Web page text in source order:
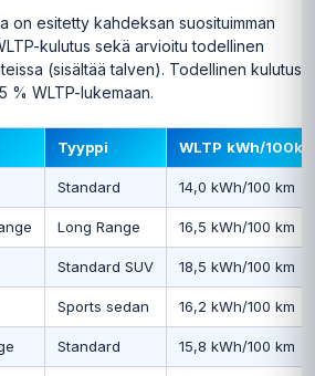
on esitetty kahdeksan suosituimman
kulutus sekä arvioitu todellinen
(sisältää talven). Todellinen kulutus
% WLTP-lukemaan.
Tyyppi WLTP kWh/
Standard 14,0 kWh/100 km
Long Range 16,5 kWh/100 km
Standard SUV 18,5 kWh/100 km
Sports sedan 16,2 kWh/100 km
Standard 15,8 kWh/100 km